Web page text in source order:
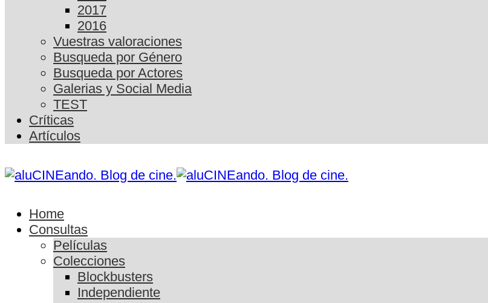
2017
2016
Vuestras valoraciones
Busqueda por Género
Busqueda por Actores
Galerias y Social Media
TEST
Críticas
Artículos
Home
Consultas
Películas
Colecciones
Blockbusters
Independiente